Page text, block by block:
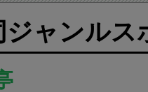
ジャンルス